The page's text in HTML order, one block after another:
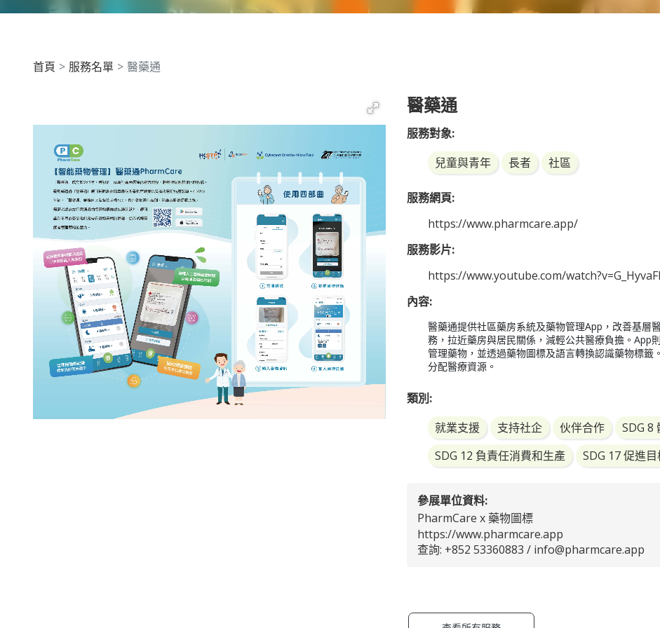
首頁 服務名單 醫藥通
醫藥通
服務對象:
兒童與青年
長者 社區
服務網頁:
https://www.pharmcare.app/
服務影片:
https://www.youtube.com/
內容:
醫藥通提供社區藥房系統及藥物管理App，改善基層
務，拉近藥房與居民關係，減輕公共醫療負擔。App
管理藥物，並透過藥物圖標及語言轉換認識藥物標
分配醫療資源。
類別:
就業支援
支持社企 伙伴合作 SDG 8
SDG 12 負責任消費和生產
SDG 17 促進
參展單位資料:
PharmCare x 藥物圖標
https://www.pharmcare.app
查詢: +852 53360883 / info@pharmcare.app